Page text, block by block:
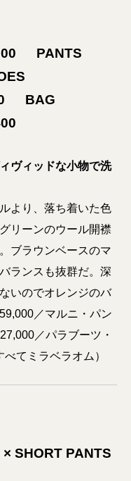
PANTS
BAG
ヴィッドな小物で洗
より、落ち着いた色
リーンのウール開襟
ブラウンベースのマ
ランスも抜群だ。深
いのでオレンジのバ
／マルニ・パン
／パラブーツ・
てミラベラオム）
SHORT PANTS